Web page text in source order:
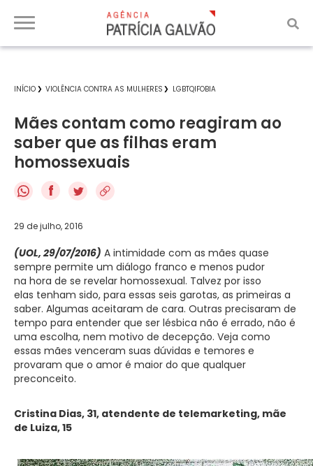
INÍCIO VIOLÊNCIA CONTRA AS MULHERES LGBTQIFOBIA
Mães contam como reagiram ao
saber que as filhas eram
homossexuais
f
29 de julho, 2016
(UOL, 29/07/2016) A intimidade com as mães quase
sempre permite um diálogo franco e menos pudor
na hora de se revelar homossexual. Talvez por isso
elas tenham sido, para essas seis garotas, as primeiras a
saber. Algumas aceitaram de cara. Outras precisaram de
tempo para entender que ser lésbica não é errado, não é
uma escolha, nem motivo de decepção. Veja como
essas mães venceram suas dúvidas e temores e
provaram que o amor é maior do que qualquer
preconceito.
Cristina Dias, 31, atendente de telemarketing, mãe
de Luiza, 15